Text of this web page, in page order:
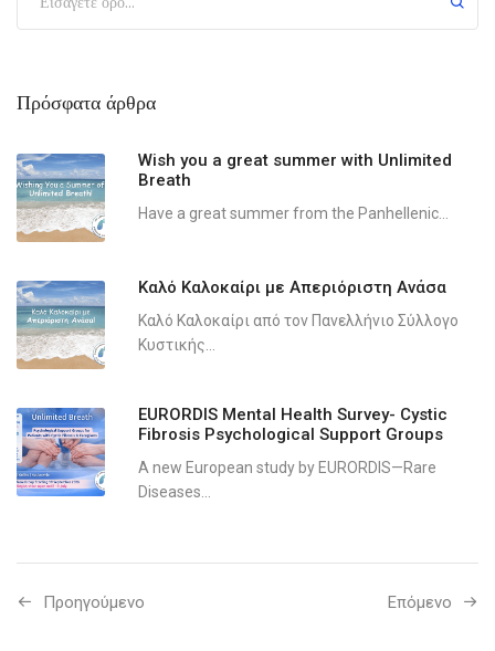
Πρόσφατα άρθρα
Wish you a great summer with Unlimited
Breath
Have a great summer from the Panhellenic...
Καλό Καλοκαίρι με Απεριόριστη Ανάσα
Καλό Καλοκαίρι από τον Πανελλήνιο Σύλλογο
Κυστικής...
EURORDIS Mental Health Survey- Cystic
Fibrosis Psychological Support Groups
A new European study by EURORDIS—Rare
Diseases...
Προηγούμενo Επόμενο